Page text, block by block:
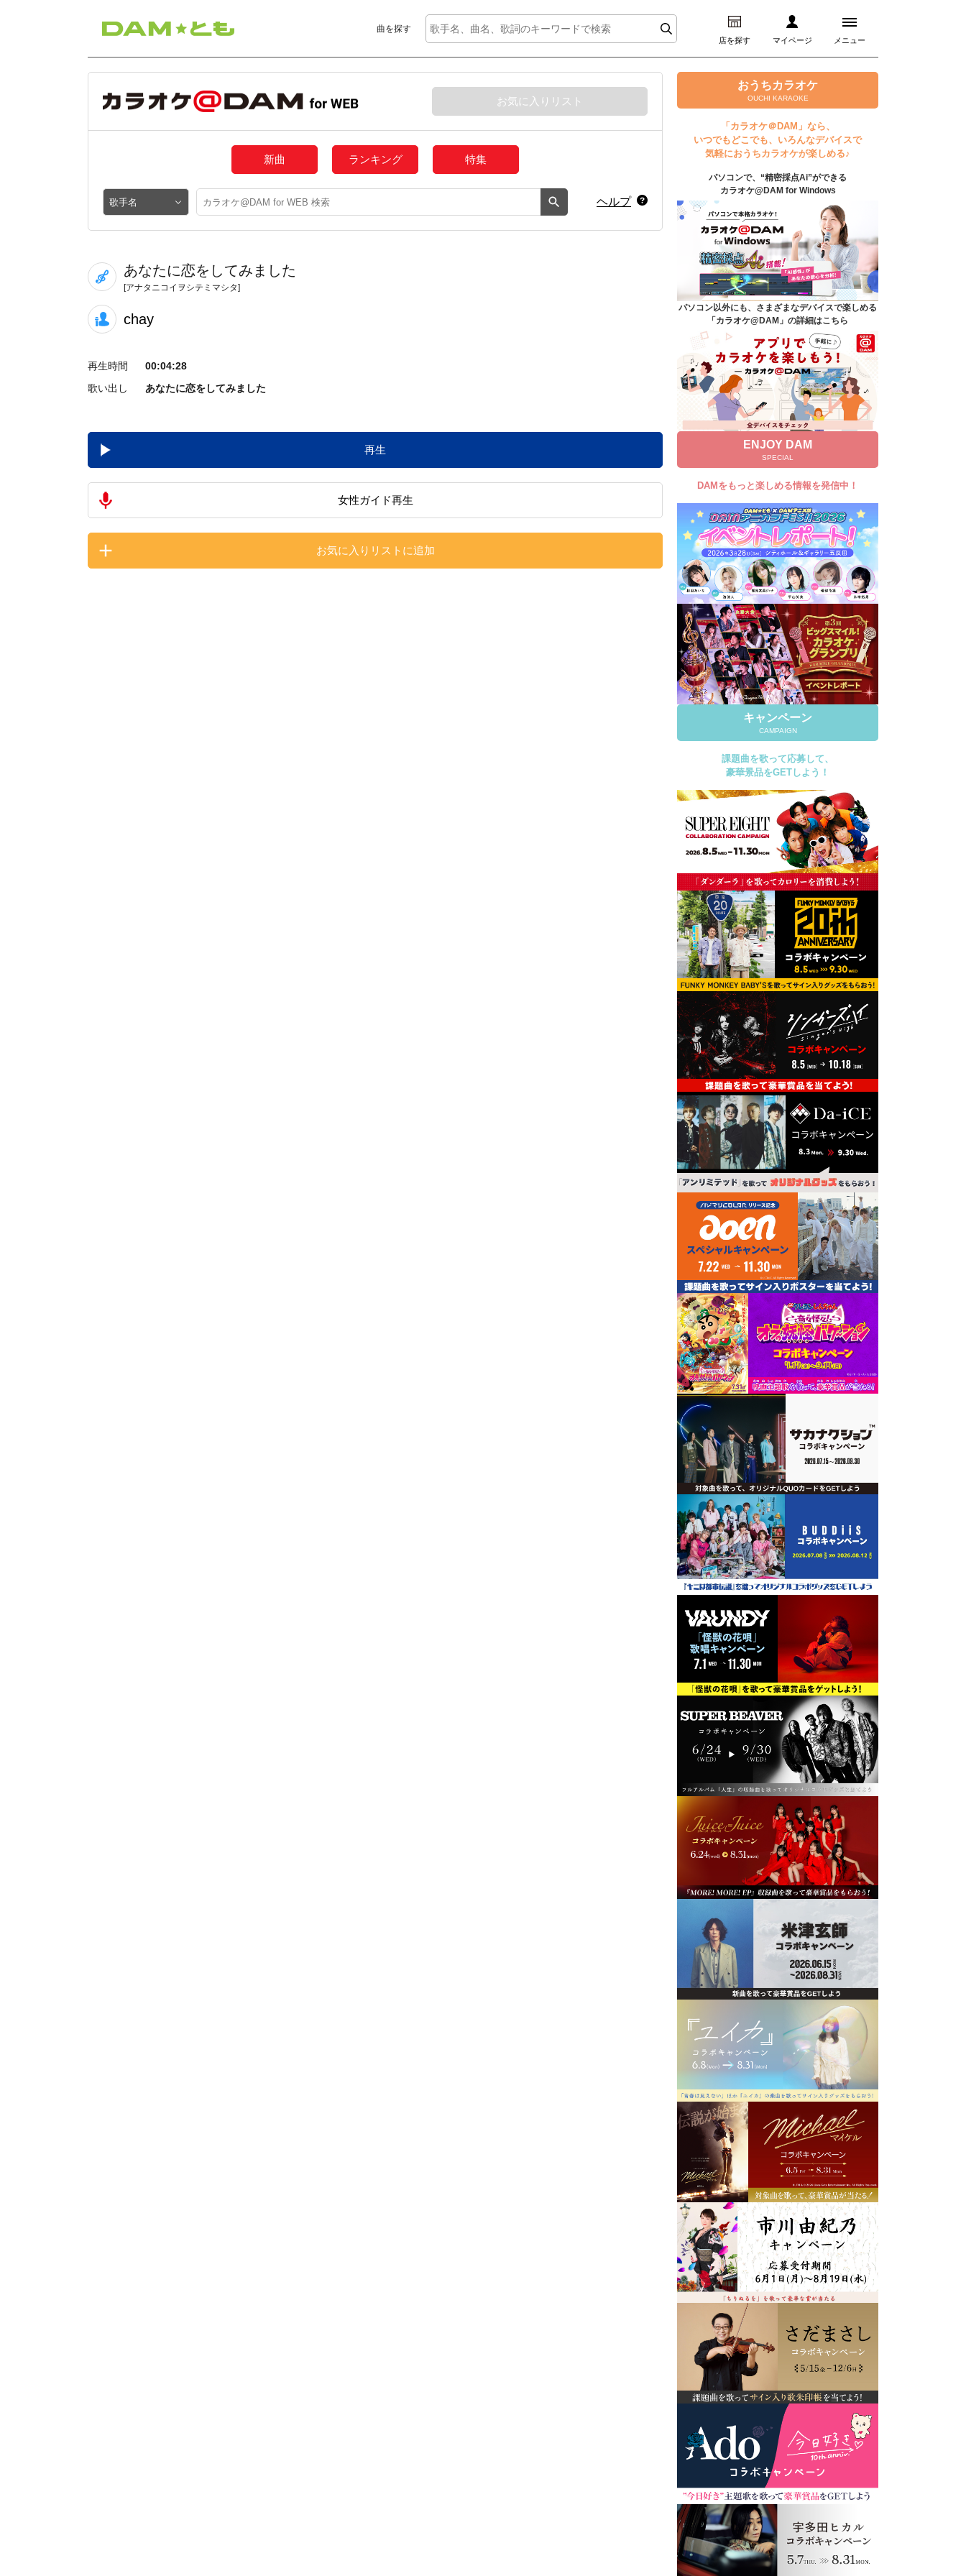
曲を探す
店を探す マイページ メニュー
ログイン
マイページ
プレミアムサービス
DAM★とも動画
DAM★とも録音
カラオケ＠DAM
ユーザー検索
キャンペーン
よくあるご質問
DAMの新曲・ランキングなど
カラオケ最新情報をチェック！
自宅でカラオケ歌い放題！
家族や友達と一緒に！練習にも！
お気に入りリスト
新曲 ランキング 特集
ヘルプ
あなたに恋をしてみました
[アナタニコイヲシテミマシタ]
chay
再生時間
00:04:28
歌い出し
あなたに恋をしてみました
再生
女性ガイド再生
お気に入りリストに追加
おうちカラオケ
OUCHI KARAOKE
「カラオケ＠DAM」なら、
いつでもどこでも、いろんなデバイスで
気軽におうちカラオケが楽しめる♪
パソコンで、“精密採点Ai”ができる
カラオケ@DAM for Windows
パソコン以外にも、さまざまなデバイスで楽しめる
「カラオケ@DAM」の詳細はこちら
ENJOY DAM
SPECIAL
DAMをもっと楽しめる情報を発信中！
キャンペーン
CAMPAIGN
課題曲を歌って応募して、
豪華景品をGETしよう！